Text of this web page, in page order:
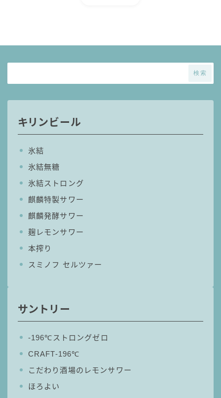
タカラCANチューハイ
宝焼酎のお茶割りシリーズ
極上レモンサワー
すみか
タンチュー
コカ・コーラ
その他メーカー
お得情報
Amazon
楽天
検索
キリンビール
氷結
氷結無糖
氷結ストロング
麒麟特製サワー
麒麟発酵サワー
麹レモンサワー
本搾り
スミノフ セルツァー
サントリー
‐196℃ストロングゼロ
CRAFT-196℃
こだわり酒場のレモンサワー
ほろよい